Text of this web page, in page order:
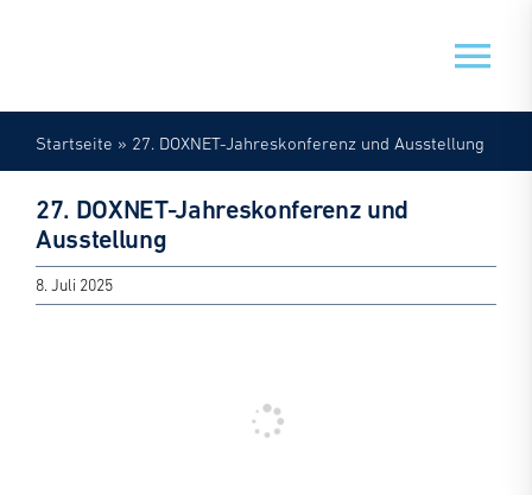
Veranstaltungen
Doxnet
Startseite » 27. DOXNET-Jahreskonferenz und Ausstellung
27. DOXNET-Jahreskonferenz und
Ausstellung
8. Juli 2025